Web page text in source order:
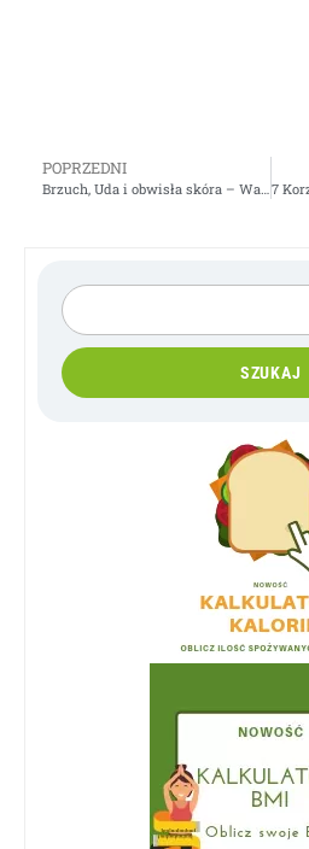
SZUKAJ
POPRZEDNI
Brzuch, Uda i obwisła skóra – Ważne Porady